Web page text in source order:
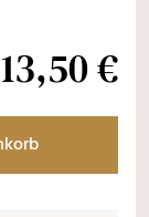
13,50 €